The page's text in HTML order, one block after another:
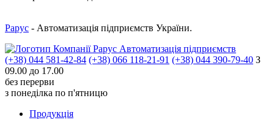
Рарус - Автоматизація підприємств України.
Автоматизація підприємств
(+38) 044 581-42-84 (+38) 066 118-21-91 (+38) 044 390-79-40 З
09.00 до 17.00
без перерви
з понеділка по п'ятницю
Продукцiя